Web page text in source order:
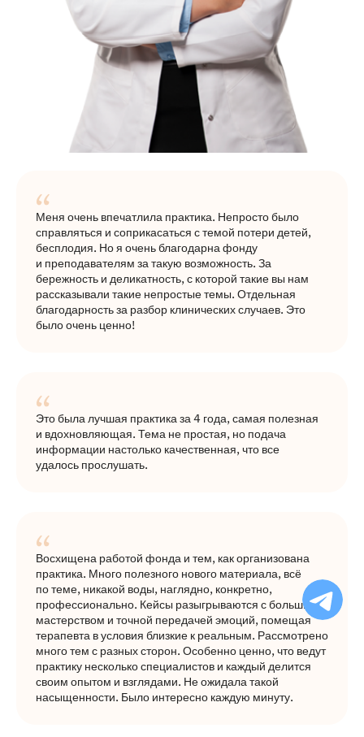
Меня очень впечатлила практика. Непросто было
справляться и соприкасаться с темой потери детей,
бесплодия. Но я очень благодарна фонду
и преподавателям за такую возможность. За
бережность и деликатность, с которой такие вы нам
рассказывали такие непростые темы. Отдельная
благодарность за разбор клинических случаев. Это
было очень ценно!
Это была лучшая практика за 4 года, самая полезная
и вдохновляющая. Тема не простая, но подача
информации настолько качественная, что все
удалось прослушать.
Восхищена работой фонда и тем, как организована
практика. Много полезного нового материала, всё
по теме, никакой воды, наглядно, конкретно,
профессионально. Кейсы разыгрываются с большим
мастерством и точной передачей эмоций, помещая
терапевта в условия близкие к реальным. Рассмотрено
много тем с разных сторон. Особенно ценно, что ведут
практику несколько специалистов и каждый делится
своим опытом и взглядами. Не ожидала такой
насыщенности. Было интересно каждую минуту.